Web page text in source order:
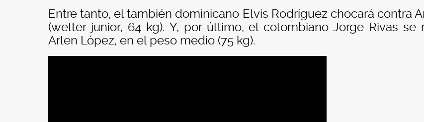
Entre tanto, el también dominicano Elvis Rodríguez chocará contra
(welter junior, 64 kg). Y, por último, el colombiano Jorge Rivas se
Arlen López, en el peso medio (75 kg).